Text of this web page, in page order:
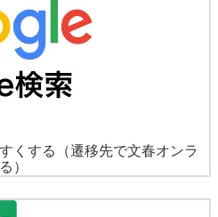
くする
（遷移先で文春オンラ
）